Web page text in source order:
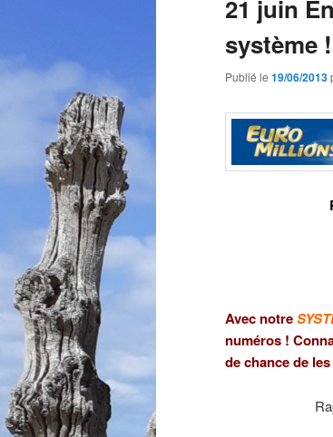
21 juin
système !
Publié le 19/06/2013
Avec notre
numéros !
de chance de